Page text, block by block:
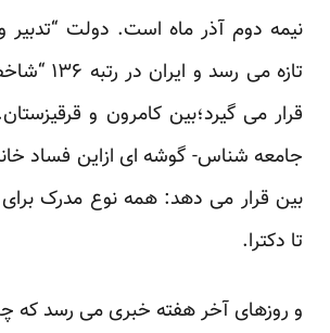
نیمه دوم آذر ماه است. دولت “تدبیر و
تازه می
قرار می گیرد؛بین کامرون و
جامعه شناس- گوشه ای ازاین فساد
بین قرار می دهد:همه نوع مدرک
تا دکترا.
و روزهای آخر هفته خبری می رسد که